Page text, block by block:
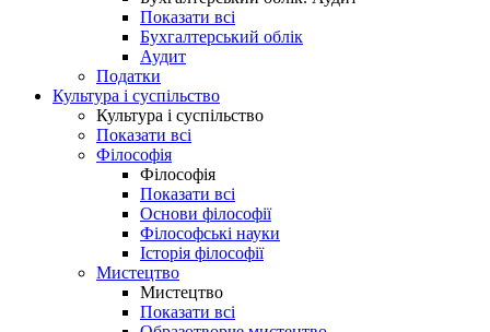
Показати всі
Бухгалтерський облік
Аудит
Податки
Культура і суспільство
Культура і суспільство
Показати всі
Філософія
Філософія
Показати всі
Основи філософії
Філософські науки
Історія філософії
Мистецтво
Мистецтво
Показати всі